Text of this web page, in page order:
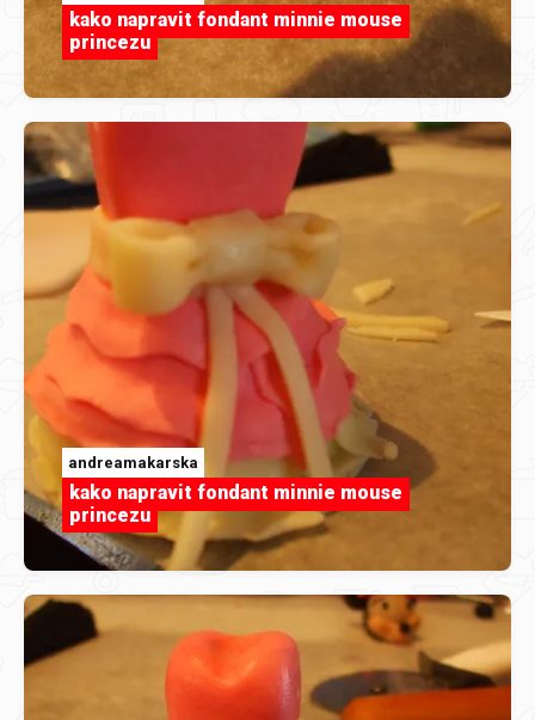
kako napravit fondant minnie mouse
princezu
andreamakarska
kako napravit fondant minnie mouse
princezu